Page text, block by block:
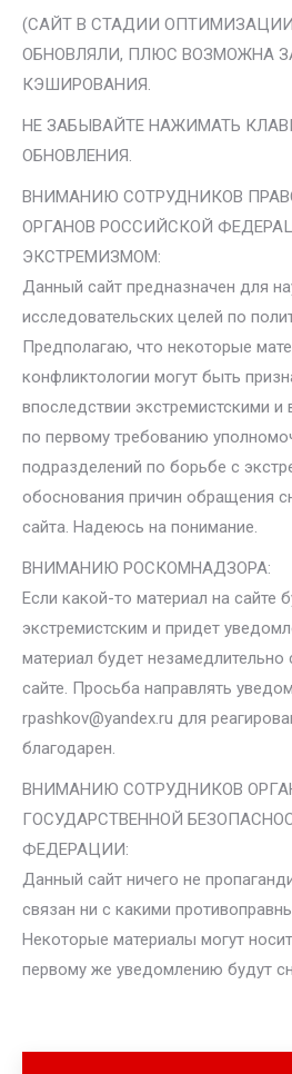
(САЙТ В СТАДИИ
ОБНОВЛЯЛИ, ПЛЮС ВОЗМОЖНА
КЭШИРОВАНИЯ.
НЕ ЗАБЫВАЙТЕ НАЖИМАТЬ
ОБНОВЛЕНИЯ.
ВНИМАНИЮ СОТРУДНИКОВ
ОРГАНОВ РОССИЙСКОЙ
ЭКСТРЕМИЗМОМ:
Данный сайт предназначен для
исследовательских целей по
Предполагаю, что некоторые
конфликтологии могут быть
впоследствии экстремистскими и
по первому требованию
подразделений по борьбе с
обоснования причин обращения
сайта. Надеюсь на понимание.
ВНИМАНИЮ РОСКОМНАДЗОРА:
Если какой-то материал на сайте
экстремистским и придет
материал будет незамедлительно
сайте. Просьба направлять
rpashkov@yandex.ru для
благодарен.
ВНИМАНИЮ СОТРУДНИКОВ
ГОСУДАРСТВЕННОЙ
ФЕДЕРАЦИИ:
Данный сайт ничего не
связан ни с какими
Некоторые материалы могут
первому же уведомлению будут